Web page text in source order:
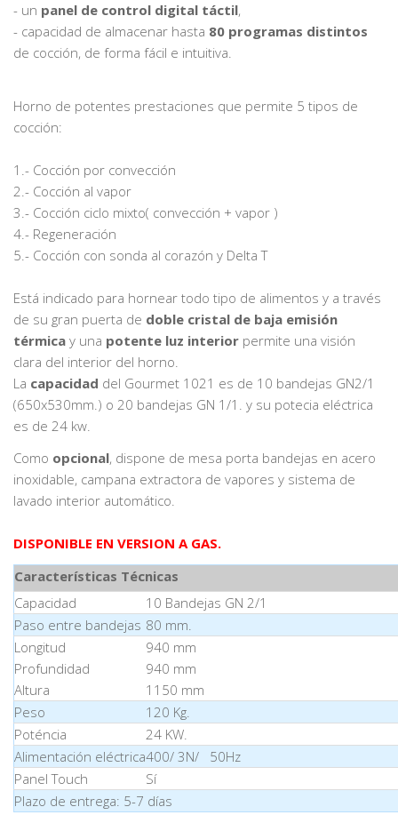
- un panel de control digital táctil,
- capacidad de almacenar hasta 80 programas distintos
de cocción, de forma fácil e intuitiva.
Horno de potentes prestaciones que permite 5 tipos de
cocción:
1.- Cocción por convección
2.- Cocción al vapor
3.- Cocción ciclo mixto( convección + vapor )
4.- Regeneración
5.- Cocción con sonda al corazón y Delta T
Está indicado para hornear todo tipo de alimentos y a través
de su gran puerta de doble cristal de baja emisión
térmica y una potente luz interior permite una visión
clara del interior del horno.
La capacidad del Gourmet 1021 es de 10 bandejas GN2/1
(650x530mm.) o 20 bandejas GN 1/1. y su potecia eléctrica
es de 24 kw.
Como opcional, dispone de mesa porta bandejas en acero
inoxidable, campana extractora de vapores y sistema de
lavado interior automático.
DISPONIBLE EN VERSION A GAS.
Características Técnicas
Capacidad
10 Bandejas GN 2/1
Paso entre bandejas 80 mm.
Longitud
Profundidad
Altura
940 mm
940 mm
1150 mm
Peso
120 Kg.
Poténcia
24 KW.
Alimentación eléctrica400/ 3N/ 50Hz
Panel Touch
Sí
Plazo de entrega: 5-7 días